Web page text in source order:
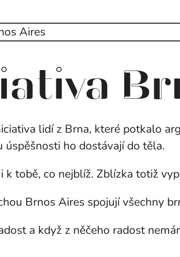
lidí z Brna, které potkalo
úspěšnosti ho dostávají do těla.
k tobě, co nejblíž. Zblízka totiž
Brnos Aires spojují všechny
a když z něčeho radost